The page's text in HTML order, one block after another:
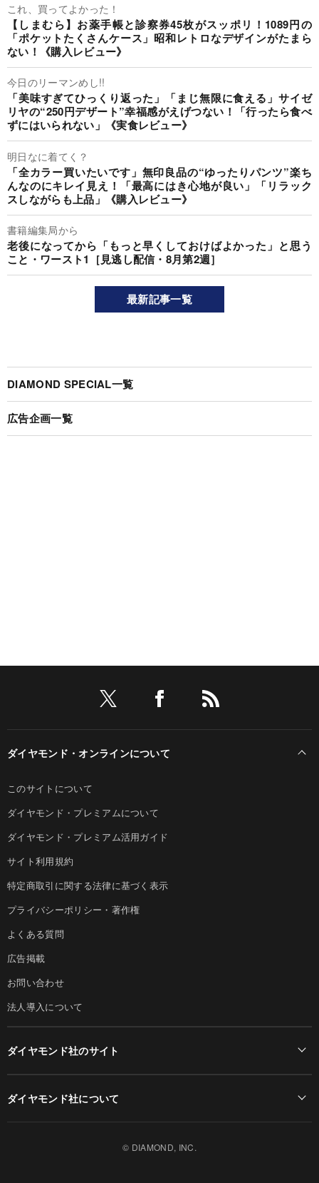
これ、買ってよかった！
【しまむら】お薬手帳と診察券45枚がスッポリ！1089円の
「ポケットたくさんケース」昭和レトロなデザインがたまら
ない！《購入レビュー》
今日のリーマンめし!!
「美味すぎてひっくり返った」「まじ無限に食える」サイゼ
リヤの“250円デザート”幸福感がえげつない！「行ったら食べ
ずにはいられない」《実食レビュー》
明日なに着てく？
「全カラー買いたいです」無印良品の“ゆったりパンツ”楽ち
んなのにキレイ見え！「最高にはき心地が良い」「リラック
スしながらも上品」《購入レビュー》
書籍編集局から
老後になってから「もっと早くしておけばよかった」と思う
こと・ワースト1［見逃し配信・8月第2週］
最新記事一覧
DIAMOND SPECIAL一覧
広告企画一覧
ダイヤモンド・オンラインについて
このサイトについて
ダイヤモンド・プレミアムについて
ダイヤモンド・プレミアム活用ガイド
サイト利用規約
特定商取引に関する法律に基づく表示
プライバシーポリシー・著作権
よくある質問
広告掲載
お問い合わせ
法人導入について
ダイヤモンド社のサイト
ダイヤモンド社について
© DIAMOND, INC.